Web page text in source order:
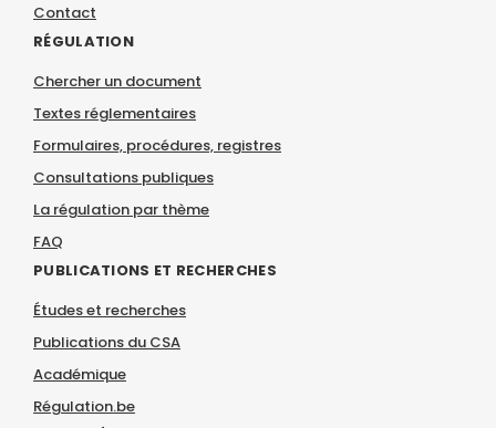
Contact
RÉGULATION
Chercher un document
Textes réglementaires
Formulaires, procédures, registres
Consultations publiques
La régulation par thème
FAQ
PUBLICATIONS ET RECHERCHES
Études et recherches
Publications du CSA
Académique
Régulation.be